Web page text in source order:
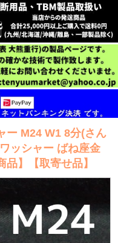
ー M24 W1 8分(さん
ッシャー ばね座金
品】【取寄せ品】